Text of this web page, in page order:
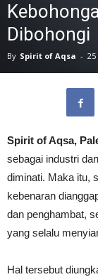
Dibohongi
By Spirit of Aqsa -
Spirit of Aqsa,
sebagai industri
diminati. Maka itu,
kebenaran
dan penghambat,
yang selalu
Hal tersebut